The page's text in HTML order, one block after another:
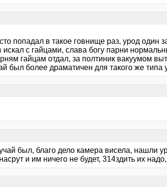
попадал в такое говнище раз, урод один
искал с гайцами, слава богу парни
гайцам отдал, за полтиник вакуумом
был более драматичен для такого же типа
был, благо дело камера висела, нашли
и им ничего не будет, 314здить их